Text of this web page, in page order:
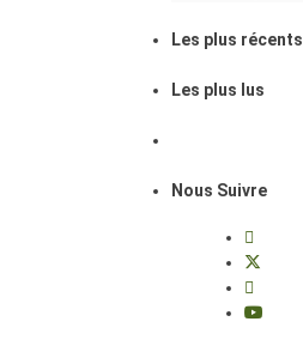
Les plus récents
Les plus lus
Nous Suivre